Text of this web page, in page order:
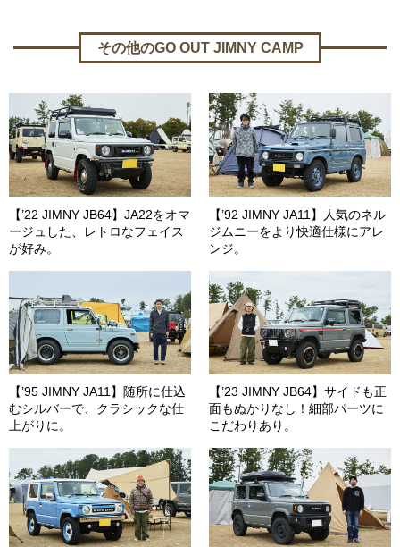
その他のGO OUT JIMNY CAMP
【’22 JIMNY JB64】JA22をオマ
ージュした、レトロなフェイス
が好み。
【’92 JIMNY JA11】人気のネル
ジムニーをより快適仕様にアレ
ンジ。
【’95 JIMNY JA11】随所に仕込
むシルバーで、クラシックな仕
上がりに。
【’23 JIMNY JB64】サイドも正
面もぬかりなし！細部パーツに
こだわりあり。